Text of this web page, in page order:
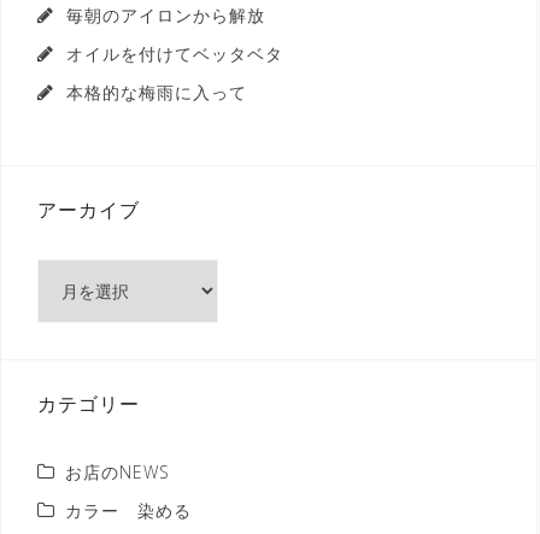
毎朝のアイロンから解放
オイルを付けてベッタベタ
本格的な梅雨に入って
アーカイブ
ブ
カテゴリー
お店のNEWS
カラー 染める